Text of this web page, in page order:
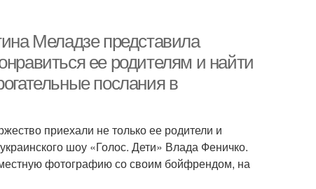
Меладзе представила
ее родителям и найти
послания в
приехали не только ее родители и
шоу «Голос. Дети» Влада Феничко.
фотографию со своим бойфрендом, на